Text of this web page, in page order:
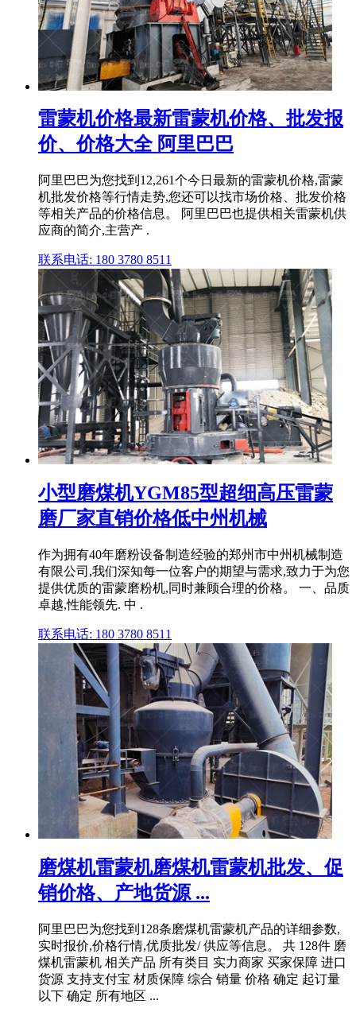
雷蒙机价格最新雷蒙机价格、批发报
价、价格大全 阿里巴巴
阿里巴巴为您找到12,261个今日最新的雷蒙机价格,雷蒙
机批发价格等行情走势,您还可以找市场价格、批发价格
等相关产品的价格信息。 阿里巴巴也提供相关雷蒙机供
应商的简介,主营产 .
联系电话: 180 3780 8511
小型磨煤机YGM85型超细高压雷蒙
磨厂家直销价格低中州机械
作为拥有40年磨粉设备制造经验的郑州市中州机械制造
有限公司,我们深知每一位客户的期望与需求,致力于为您
提供优质的雷蒙磨粉机,同时兼顾合理的价格。 一、品质
卓越,性能领先. 中 .
联系电话: 180 3780 8511
磨煤机雷蒙机磨煤机雷蒙机批发、促
销价格、产地货源 ...
阿里巴巴为您找到128条磨煤机雷蒙机产品的详细参数,
实时报价,价格行情,优质批发/ 供应等信息。 共 128件 磨
煤机雷蒙机 相关产品 所有类目 实力商家 买家保障 进口
货源 支持支付宝 材质保障 综合 销量 价格 确定 起订量
以下 确定 所有地区 ...